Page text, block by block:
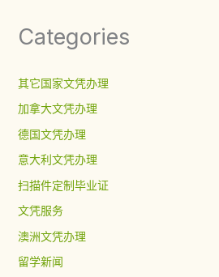
Categories
其它国家文凭办理
加拿大文凭办理
德国文凭办理
意大利文凭办理
扫描件定制毕业证
文凭服务
澳洲文凭办理
留学新闻